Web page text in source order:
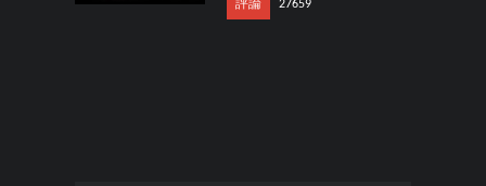
評論 27659